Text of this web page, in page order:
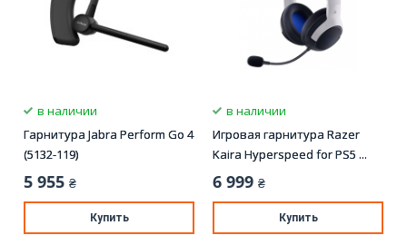
в наличии
Гарнитура Jabra Perform Go 4
(5132-119)
5 955 ₴
Купить
в наличии
Игровая гарнитура Razer
Kaira Hyperspeed for PS5 ...
6 999 ₴
Купить